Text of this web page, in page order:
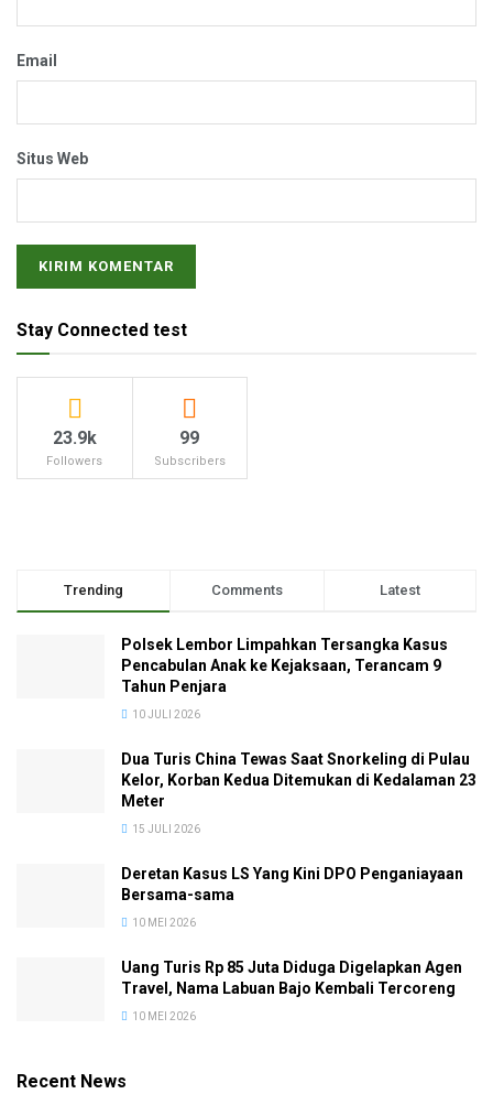
Email
Situs Web
Stay Connected test
23.9k
Followers
99
Subscribers
Trending Comments Latest
Polsek Lembor Limpahkan Tersangka Kasus
Pencabulan Anak ke Kejaksaan, Terancam 9
Tahun Penjara
10 JULI 2026
Dua Turis China Tewas Saat Snorkeling di Pulau
Kelor, Korban Kedua Ditemukan di Kedalaman 23
Meter
15 JULI 2026
Deretan Kasus LS Yang Kini DPO Penganiayaan
Bersama-sama
10 MEI 2026
Uang Turis Rp 85 Juta Diduga Digelapkan Agen
Travel, Nama Labuan Bajo Kembali Tercoreng
10 MEI 2026
Recent News